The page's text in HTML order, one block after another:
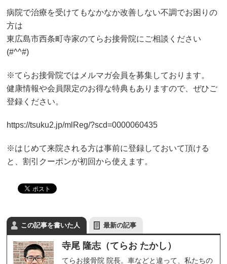
病院で治療を受けてもなかなか改善しない不調でお困りの
方は
東広島市西条町寺家のてらお接骨院にご相談ください
(#^^#)
※てらお接骨院ではメルマガ会員を募集しております。
健康情報や会員限定のお得な特典もありますので、ぜひご
登録ください。
https://tsuku2.jp/mlReg/?scd=0000060435
※はじめて来院される方は事前に登録しておいて頂ける
と、割引クーポンが初回から使えます。
この記事を書いた人 最新の記事
寺尾 隆志（てらお たかし）
てらお接骨院 院長。車などと違って、私たちの